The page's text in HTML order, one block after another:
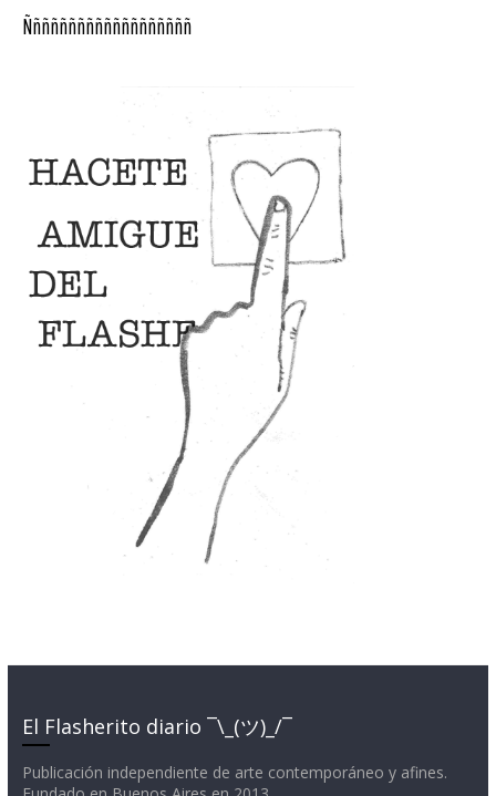
Ñññññññññññññññññññ
El Flasherito diario ¯\_(ツ)_/¯
Publicación independiente de arte contemporáneo y afines.